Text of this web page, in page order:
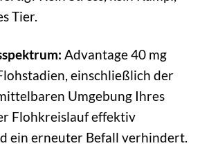
Tier.
Advantage 40 mg
einschließlich der
Umgebung Ihres
Flohkreislauf effektiv
ein erneuter Befall verhindert.